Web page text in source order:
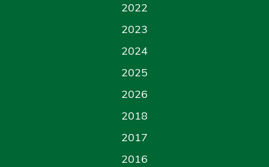
2022
2023
2024
2025
2026
2018
2017
2016